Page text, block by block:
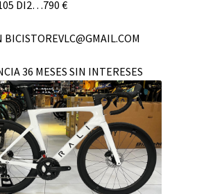
DI2…790 €
BICISTOREVLC@GMAIL.COM
36 MESES SIN INTERESES